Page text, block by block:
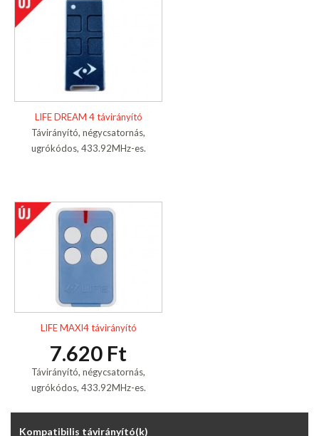
LIFE DREAM 4 távirányító
Távirányító, négycsatornás,
ugrókódos, 433.92MHz-es.
LIFE MAXI4 távirányító
7.620 Ft
Távirányító, négycsatornás,
ugrókódos, 433.92MHz-es.
Kompatibilis távirányító(k)